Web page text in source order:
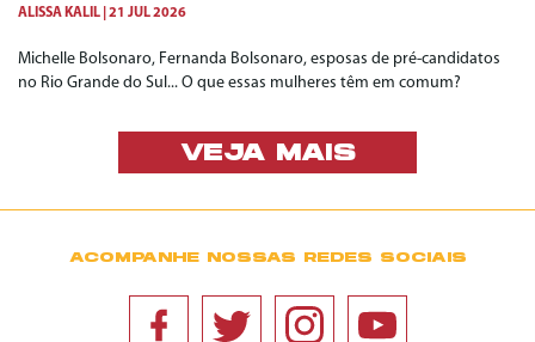
ALISSA KALIL 21 JUL 2026
Michelle Bolsonaro, Fernanda Bolsonaro, esposas de pré-candidatos
no Rio Grande do Sul... O que essas mulheres têm em comum?
VEJA MAIS
ACOMPANHE NOSSAS REDES SOCIAIS